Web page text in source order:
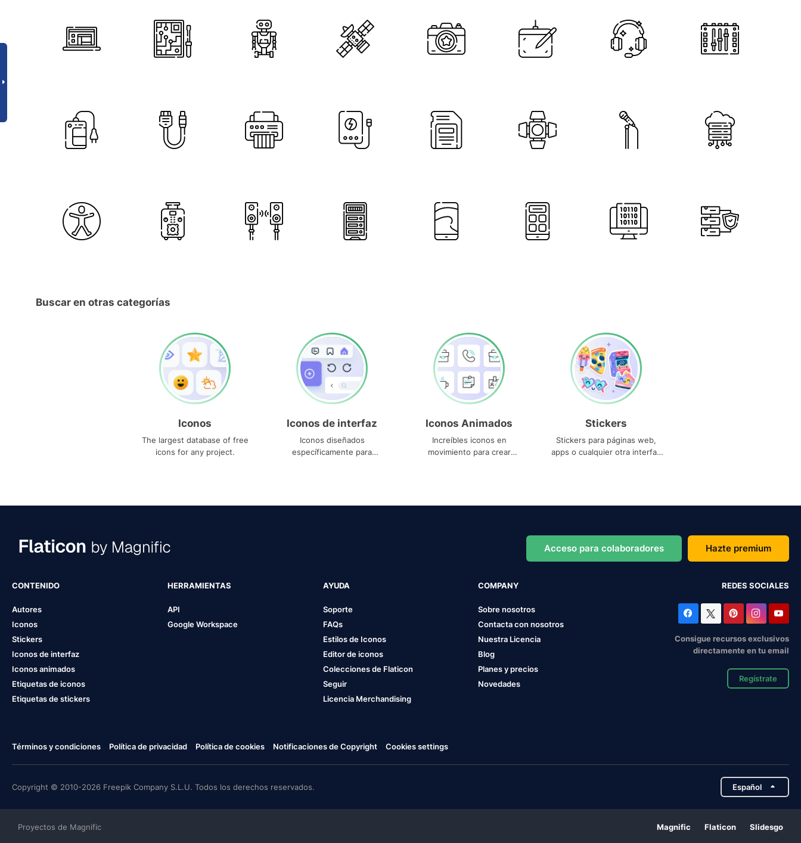
Buscar en otras categorías
Iconos
The largest database of free
icons for any project.
Iconos de interfaz
Iconos diseñados
específicamente para
Iconos Animados
Increíbles iconos en
movimiento para crear
Stickers
Stickers para páginas web,
apps o cualquier otra interfaz
Acceso para colaboradores Hazte premium
CONTENIDO
Autores
Iconos
Stickers
Iconos de interfaz
Iconos animados
Etiquetas de iconos
Etiquetas de stickers
HERRAMIENTAS
API
Google Workspace
AYUDA
Soporte
FAQs
Estilos de Iconos
Editor de iconos
Colecciones de Flaticon
Seguir
Licencia Merchandising
COMPANY
Sobre nosotros
Contacta con nosotros
Nuestra Licencia
Blog
Planes y precios
Novedades
REDES SOCIALES
Consigue recursos exclusivos
directamente en tu email
Regístrate
Términos y condiciones Política de privacidad Política de cookies Notificaciones de Copyright Cookies settings
Copyright © 2010-2026 Freepik Company S.L.U. Todos los derechos reservados. Español
Proyectos de Magnific Magnific Flaticon Slidesgo